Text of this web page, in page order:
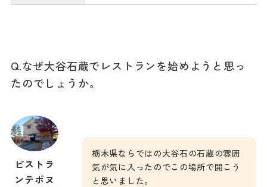
Q.なぜ大谷石蔵でレストランを始めようと思っ
たのでしょうか。
ビストラ
ンテボヌ
栃木県ならではの大谷石の石蔵の雰囲
気が気に入ったのでこの場所で開こう
と思いました。